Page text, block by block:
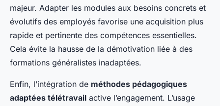
majeur. Adapter les modules aux besoins concrets et
évolutifs des employés favorise une acquisition plus
rapide et pertinente des compétences essentielles.
Cela évite la hausse de la démotivation liée à des
formations généralistes inadaptées.
Enfin, l’intégration de méthodes pédagogiques
adaptées télétravail active l’engagement. L’usage